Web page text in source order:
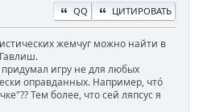
QQ ЦИТИРОВАТЬ
жемчуг можно найти в
игру не для любых
оправданных. Например, чтó
Тем более, что сей ляпсус я